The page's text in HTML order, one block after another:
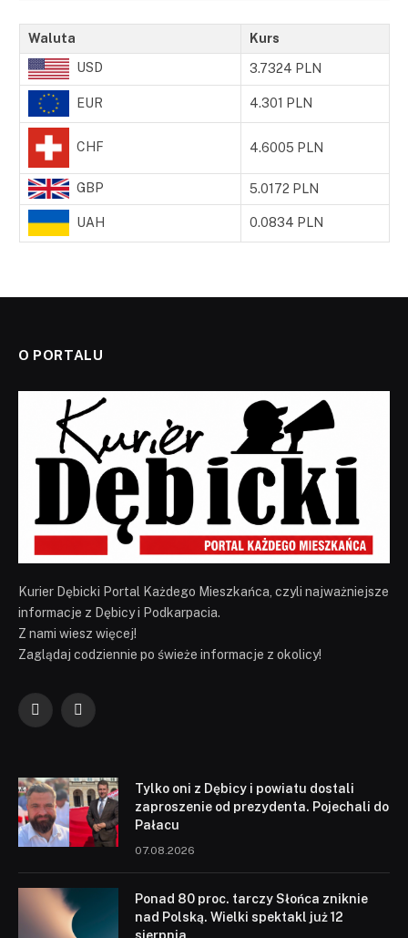
Waluta Kurs
USD 3.7324 PLN
EUR 4.301 PLN
CHF 4.6005 PLN
GBP 5.0172 PLN
UAH 0.0834 PLN
O PORTALU
Kurier Dębicki Portal Każdego Mieszkańca, czyli najważniejsze
informacje z Dębicy i Podkarpacia.
Z nami wiesz więcej!
Zaglądaj codziennie po świeże informacje z okolicy!
FacebookYouTube
Tylko oni z Dębicy i powiatu dostali
zaproszenie od prezydenta. Pojechali do
Pałacu
07.08.2026
Ponad 80 proc. tarczy Słońca zniknie
nad Polską. Wielki spektakl już 12
sierpnia